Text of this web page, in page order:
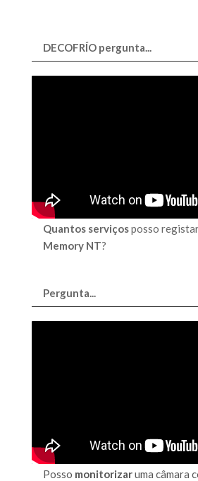
DECOFRÍO pergunta...
Quantos serviçosposso
Memory NT?
Pergunta...
Posso monitorizaruma câmara